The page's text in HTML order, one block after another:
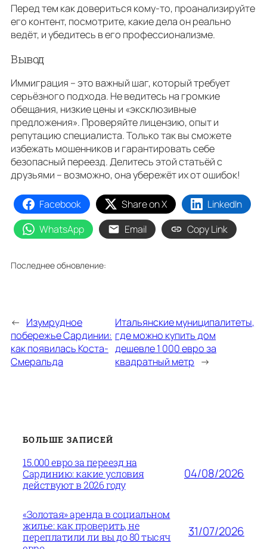
Перед тем как довериться кому-то, проанализируйте
его контент, посмотрите, какие дела он реально
ведёт, и убедитесь в его профессионализме.
Вывод
Иммиграция – это важный шаг, который требует
серьёзного подхода. Не ведитесь на громкие
обещания, низкие цены и «эксклюзивные
предложения». Проверяйте лицензию, опыт и
репутацию специалиста. Только так вы сможете
избежать мошенников и гарантировать себе
безопасный переезд. Делитесь этой статьёй с
друзьями – возможно, она убережёт их от ошибок!
Facebook Share on X
LinkedIn
WhatsApp
Email Copy Link
Последнее обновление:
← Изумрудное
побережье Сардинии:
как появилась Коста-
Смеральда
Итальянские муниципалитеты,
где можно купить дом
дешевле 1 000 евро за
квадратный метр →
БОЛЬШЕ ЗАПИСЕЙ
15.000 евро за переезд на
Сардинию: какие условия
действуют в 2026 году
04/08/2026
«Золотая» аренда в социальном
жилье: как проверить, не
переплатили ли вы до 80 тысяч
31/07/2026